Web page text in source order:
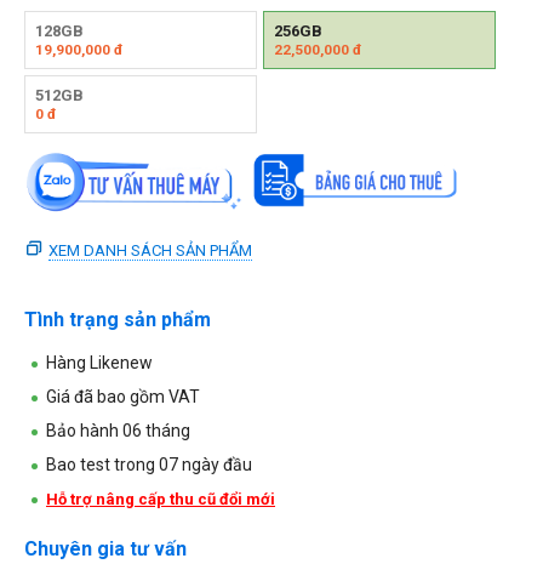
128GB
19,900,000 đ
256GB
22,500,000đ
512GB
0 đ
XEM DANH SÁCH SẢN PHẨM
Tình trạng sản phẩm
Hàng Likenew
Giá đã bao gồm VAT
Bảo hành 06 tháng
Bao test trong 07 ngày đầu
Hỗ trợ nâng cấp thu cũ đổi mới
Chuyên gia tư vấn